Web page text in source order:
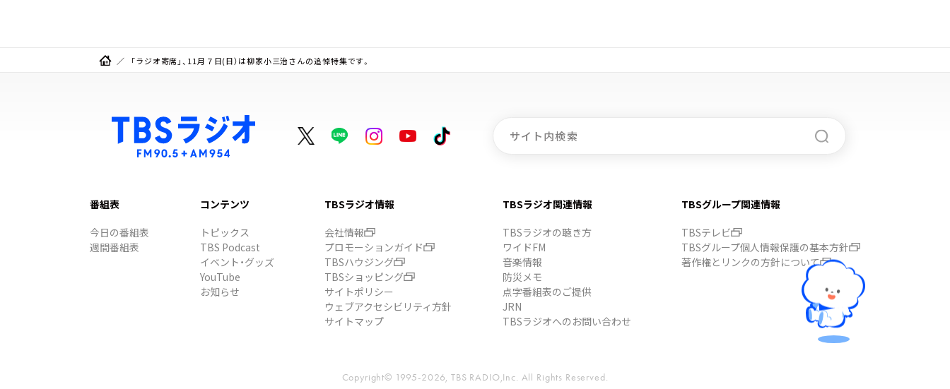
「ラジオ寄席」、11月７日(日）は柳家小三治さんの追悼特集です。
番組表
今日の番組表
週間番組表
コンテンツ
トピックス
TBS Podcast
イベント・グッズ
YouTube
お知らせ
TBSラジオ情報
会社情報
プロモーションガイド
TBSハウジング
TBSショッピング
サイトポリシー
ウェブアクセシビリティ方針
サイトマップ
TBSラジオ関連情報
TBSラジオの聴き方
ワイドFM
音楽情報
防災メモ
点字番組表のご提供
JRN
TBSラジオへのお問い合わせ
TBSグループ関連情報
TBSテレビ
TBSグループ個人情報保護の基本方針
著作権とリンクの方針について
Copyright© 1995-2026, TBS RADIO,Inc. All Rights Reserved.